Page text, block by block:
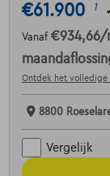
€61.900 1
Vanaf €934,66/
Ontdek het volledige
8800
Vergelijk